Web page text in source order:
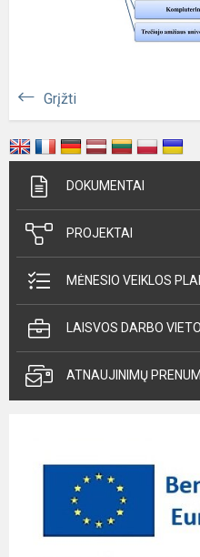
Grįžti
DOKUMENTAI
PROJEKTAI
MĖNESIO VEIKLOS
LAISVOS DARBO
ATNAUJINIMŲ